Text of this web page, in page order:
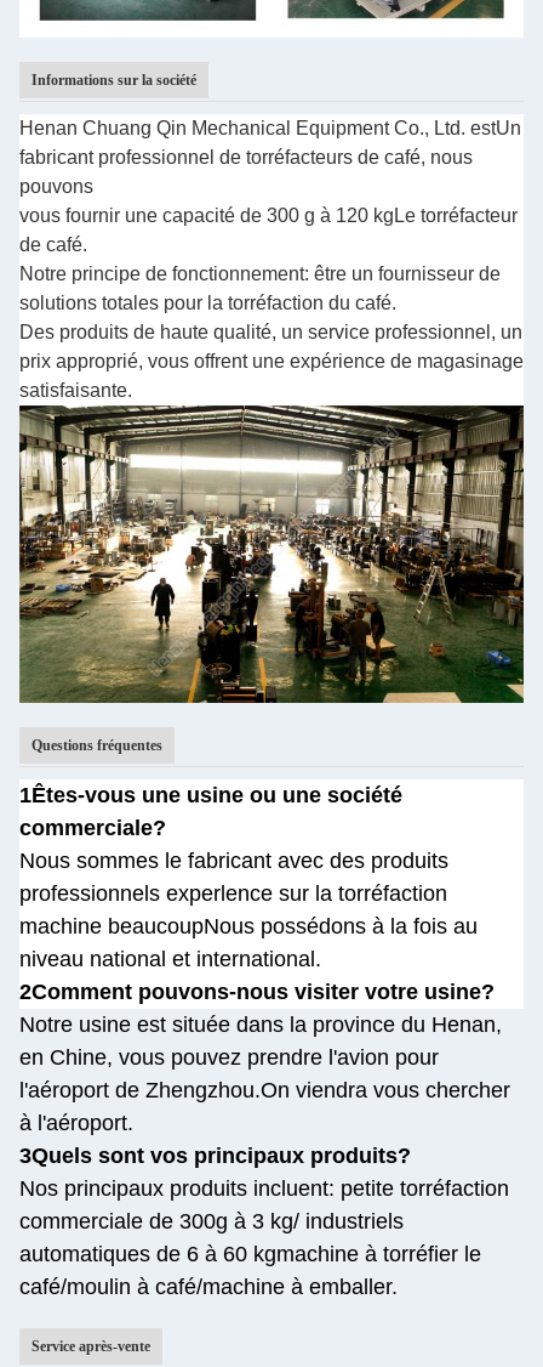
Informations sur la société
Henan Chuang Qin Mechanical Equipment Co., Ltd. estUn
fabricant professionnel de torréfacteurs de café, nous
pouvons
vous fournir une capacité de 300 g à 120 kg Le torréfacteur
de café.
Notre principe de fonctionnement: être un fournisseur de
solutions totales pour la torréfaction du café.
Des produits de haute qualité, un service professionnel, un
prix approprié, vous offrent une expérience de magasinage
satisfaisante.
Questions fréquentes
1Êtes-vous une usine ou une société
commerciale?
Nous sommes le fabricant avec des produits
professionnels experlence sur la torréfaction
machine beaucoupNous possédons à la fois au
niveau national et international.
2Comment pouvons-nous visiter votre usine?
Notre usine est située dans la province du Henan,
en Chine, vous pouvez prendre l'avion pour
l'aéroport de Zhengzhou.On viendra vous chercher
à l'aéroport.
3Quels sont vos principaux produits?
Nos principaux produits incluent: petite torréfaction
commerciale de 300g à 3 kg/ industriels
automatiques de 6 à 60 kgmachine à torréfier le
café/moulin à café/machine à emballer.
Service après-vente